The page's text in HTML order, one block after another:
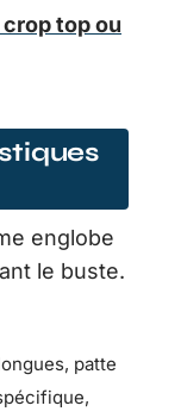
top ou
englobe
le buste.
patte